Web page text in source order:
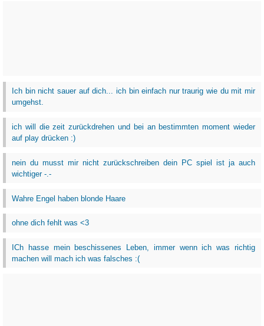
Ich bin nicht sauer auf dich... ich bin einfach nur traurig wie du mit mir
umgehst.
ich will die zeit zurückdrehen und bei an bestimmten moment wieder
auf play drücken :)
nein du musst mir nicht zurückschreiben dein PC spiel ist ja auch
wichtiger -.-
Wahre Engel haben blonde Haare
ohne dich fehlt was <3
ICh hasse mein beschissenes Leben, immer wenn ich was richtig
machen will mach ich was falsches :(